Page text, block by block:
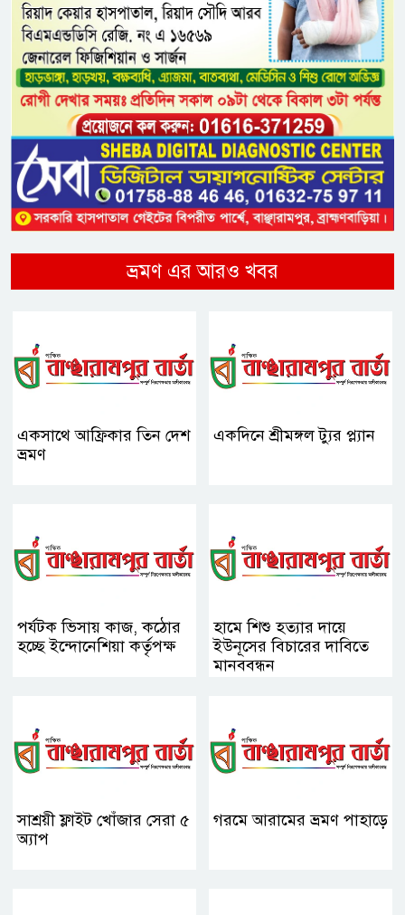
ভ্রমণ এর আরও খবর
একসাথে আফ্রিকার তিন দেশ
ভ্রমণ
একদিনে শ্রীমঙ্গল ট্যুর প্ল্যান
পর্যটক ভিসায় কাজ, কঠোর
হচ্ছে ইন্দোনেশিয়া কর্তৃপক্ষ
হামে শিশু হত্যার দায়ে
ইউনূসের বিচারের দাবিতে
মানববন্ধন
সাশ্রয়ী ফ্লাইট খোঁজার সেরা ৫
অ্যাপ
গরমে আরামের ভ্রমণ পাহাড়ে